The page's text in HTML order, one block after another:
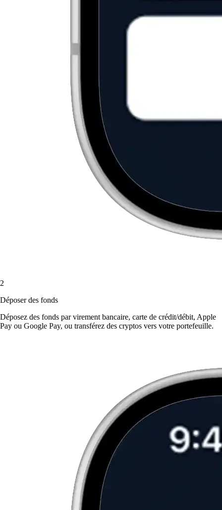
2
Déposer des fonds
Déposez des fonds par virement bancaire, carte de crédit/débit, Apple
Pay ou Google Pay, ou transférez des cryptos vers votre portefeuille.